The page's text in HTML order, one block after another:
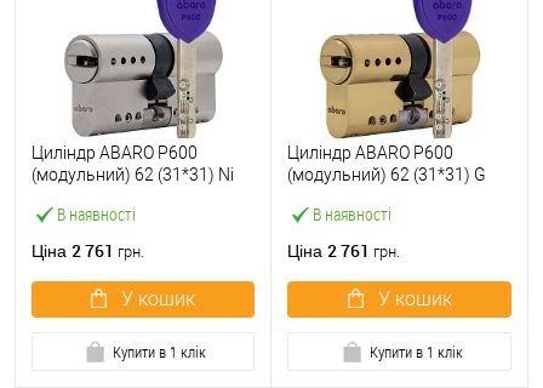
В наявності
Циліндр ABARO P600
(модульний) 62 (31*31) Ni
Ціна 2 761 грн.
У кошик
Купити в 1 клік
В наявності
Циліндр ABARO P600
(модульний) 62 (31*31) G
Ціна 2 761 грн.
У кошик
Купити в 1 клік